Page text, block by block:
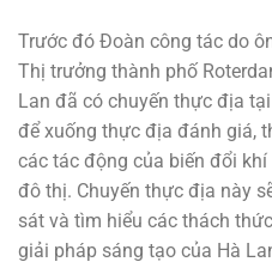
Trước đó Đoàn công tác do
Thị trưởng thành phố
Lan đã có chuyến thực địa
để xuống thực địa đánh giá,
các tác động của biến đổi
đô thị. Chuyến thực địa này
sát và tìm hiểu các thách
giải pháp sáng tạo của Hà